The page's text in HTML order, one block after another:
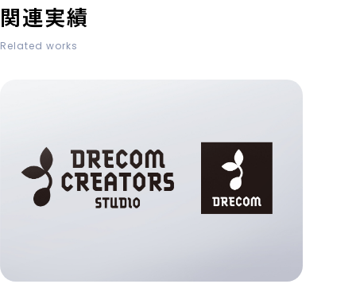
関連実績
Related works